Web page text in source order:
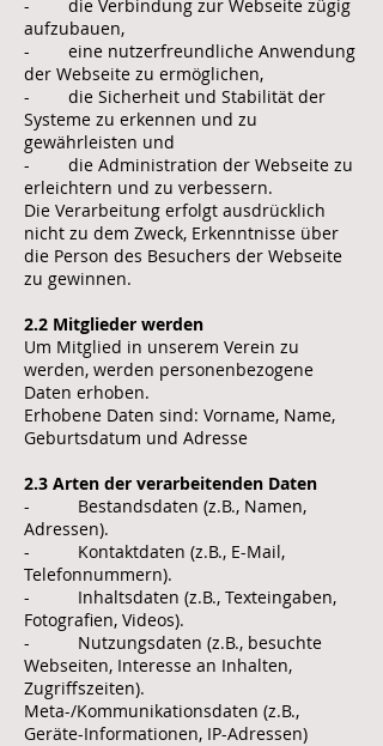
- die Verbindung zur Webseite zügig
aufzubauen,
- eine nutzerfreundliche Anwendung
der Webseite zu ermöglichen,
- die Sicherheit und Stabilität der
Systeme zu erkennen und zu
gewährleisten und
- die Administration der Webseite zu
erleichtern und zu verbessern.
Die Verarbeitung erfolgt ausdrücklich
nicht zu dem Zweck, Erkenntnisse über
die Person des Besuchers der Webseite
zu gewinnen.
2.2 Mitglieder werden
Um Mitglied in unserem Verein zu
werden, werden personenbezogene
Daten erhoben.
Erhobene Daten sind: Vorname, Name,
Geburtsdatum und Adresse
2.3 Arten der verarbeitenden Daten
- Bestandsdaten (z.B., Namen,
Adressen).
- Kontaktdaten (z.B., E-Mail,
Telefonnummern).
- Inhaltsdaten (z.B., Texteingaben,
Fotografien, Videos).
- Nutzungsdaten (z.B., besuchte
Webseiten, Interesse an Inhalten,
Zugriffszeiten).
Meta-/Kommunikationsdaten (z.B.,
Geräte-Informationen, IP-Adressen)